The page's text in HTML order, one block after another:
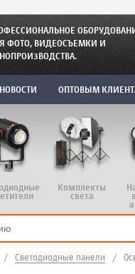
ФОТО, ВИДЕОСЪЕМКИ И
НОВОСТИ ОПТОВЫМ
Комплекты
света
/ Светодиодные панели /